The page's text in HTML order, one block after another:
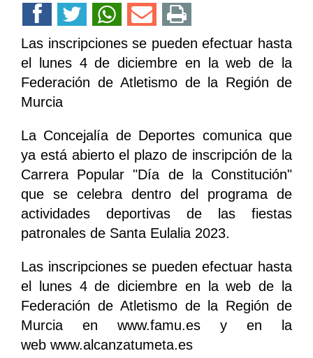
Las inscripciones se pueden efectuar hasta
el lunes 4 de diciembre en la web de la
Federación de Atletismo de la Región de
Murcia
La Concejalía de Deportes comunica que
ya está abierto el plazo de inscripción de la
Carrera Popular "Día de la Constitución"
que se celebra dentro del programa de
actividades deportivas de las fiestas
patronales de Santa Eulalia 2023.
Las inscripciones se pueden efectuar hasta
el lunes 4 de diciembre en la web de la
Federación de Atletismo de la Región de
Murcia en www.famu.es y en la
web www.alcanzatumeta.es